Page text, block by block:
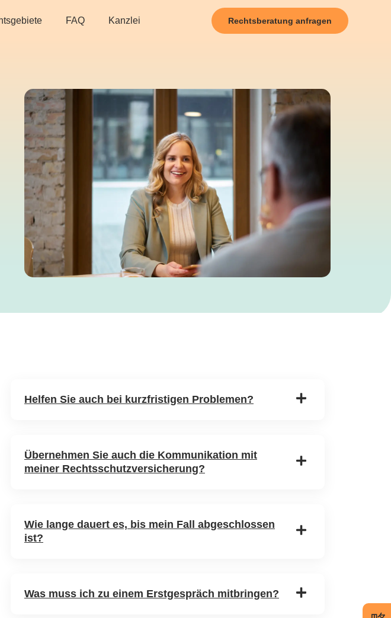
FAQ Kanzlei Rechtsberatung anfragen
Helfen Sie auch bei kurzfristigen Problemen?
Übernehmen Sie auch die Kommunikation mit
meiner Rechtsschutzversicherung?
Wie lange dauert es, bis mein Fall abgeschlossen
ist?
Was muss ich zu einem Erstgespräch mitbringen?